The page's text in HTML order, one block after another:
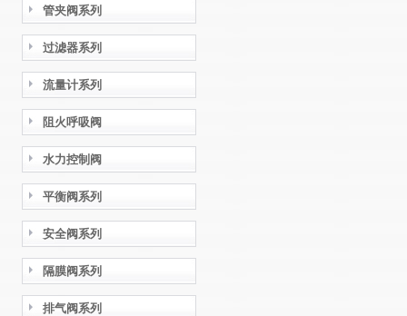
管夹阀系列
过滤器系列
流量计系列
阻火呼吸阀
水力控制阀
平衡阀系列
安全阀系列
隔膜阀系列
排气阀系列